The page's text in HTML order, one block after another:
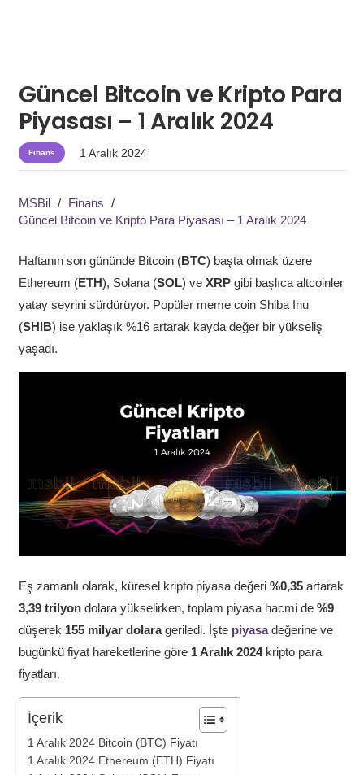
Güncel Bitcoin ve Kripto Para
Piyasası – 1 Aralık 2024
Finans 1 Aralık 2024
MSBil / Finans /
Güncel Bitcoin ve Kripto Para Piyasası – 1 Aralık 2024
Haftanın son gününde Bitcoin (BTC) başta olmak üzere
Ethereum (ETH), Solana (SOL) ve XRP gibi başlıca altcoinler
yatay seyrini sürdürüyor. Popüler meme coin Shiba Inu
(SHIB) ise yaklaşık %16 artarak kayda değer bir yükseliş
yaşadı.
Eş zamanlı olarak, küresel kripto piyasa değeri %0,35artarak
3,39 trilyondolara yükselirken, toplam piyasa hacmi de %9
düşerek 155 milyar dolarageriledi. İşte piyasadeğerine ve
bugünkü fiyat hareketlerine göre 1 Aralık 2024kripto para
fiyatları.
İçerik
1 Aralık 2024 Bitcoin (BTC) Fiyatı
1 Aralık 2024 Ethereum (ETH) Fiyatı